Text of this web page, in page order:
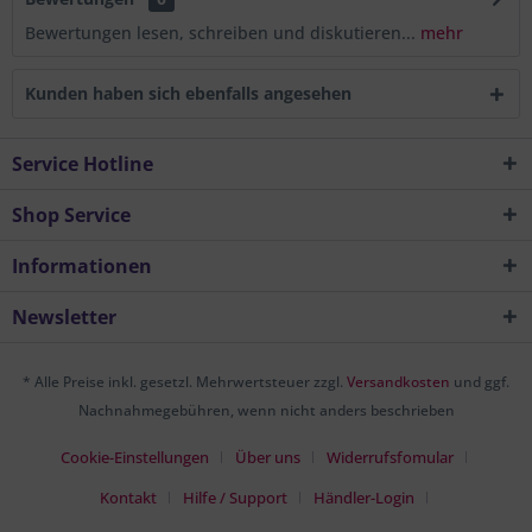
Bewertungen lesen, schreiben und diskutieren... mehr
Kunden haben sich ebenfalls angesehen
Service Hotline
Shop Service
Informationen
Newsletter
* Alle Preise inkl. gesetzl. Mehrwertsteuer zzgl. Versandkosten und ggf.
Nachnahmegebühren, wenn nicht anders beschrieben
Cookie-Einstellungen Über uns
Widerrufsfomular
Kontakt
Hilfe / Support
Händler-Login